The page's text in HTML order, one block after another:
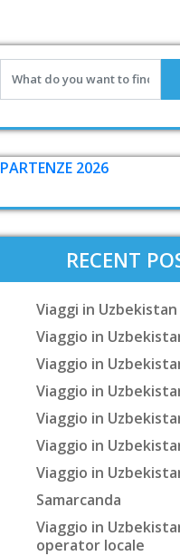
PARTENZE 2026
RECENT
Viaggi in
Viaggio in
Viaggio in
Viaggio in
Viaggio in
Viaggio in
Viaggio in
Samarcanda
Viaggio in
operator locale